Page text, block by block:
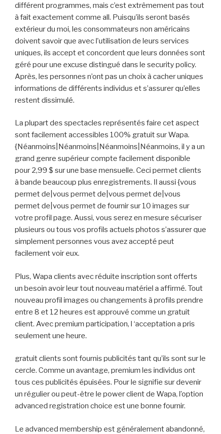
différent programmes, mais c’est extrêmement pas tout
à fait exactement comme all. Puisqu’ils seront basés
extérieur du moi, les consommateurs non américains
doivent savoir que avec l’utilisation de leurs services
uniques, ils accept et concordent que leurs données sont
géré pour une excuse distingué dans le security policy.
Après, les personnes n’ont pas un choix à cacher uniques
informations de différents individus et s’assurer qu’elles
restent dissimulé.
La plupart des spectacles représentés faire cet aspect
sont facilement accessibles 100% gratuit sur Wapa.
{Néanmoins|Néanmoins|Néanmoins|Néanmoins, il y a un
grand genre supérieur compte facilement disponible
pour 2,99 $ sur une base mensuelle. Ceci permet clients
à bande beaucoup plus enregistrements. Il aussi {vous
permet de|vous permet de|vous permet de|vous
permet de|vous permet de fournir sur 10 images sur
votre profil page. Aussi, vous serez en mesure sécuriser
plusieurs ou tous vos profils actuels photos s’assurer que
simplement personnes vous avez accepté peut
facilement voir eux.
Plus, Wapa clients avec réduite inscription sont offerts
un besoin avoir leur tout nouveau matériel a affirmé. Tout
nouveau profil images ou changements à profils prendre
entre 8 et 12 heures est approuvé comme un gratuit
client. Avec premium participation, l ‘acceptation a pris
seulement une heure.
gratuit clients sont fournis publicités tant qu’ils sont sur le
cercle. Comme un avantage, premium les individus ont
tous ces publicités épuisées. Pour le signifie sur devenir
un régulier ou peut-être le power client de Wapa, l’option
advanced registration choice est une bonne fournir.
Le advanced membership est généralement abandonné,